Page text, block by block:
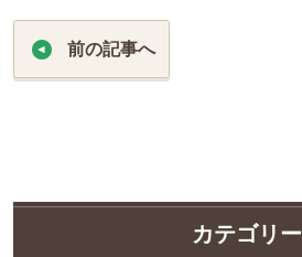
前の記事へ
カテゴリー